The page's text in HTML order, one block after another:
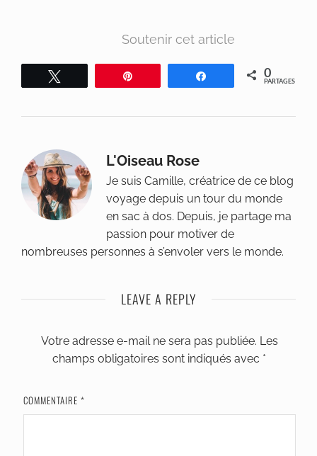
Soutenir cet article
Partagez 0
PARTAGES
L'Oiseau Rose
Je suis Camille, créatrice de ce blog
voyage depuis un tour du monde
en sac à dos. Depuis, je partage ma
passion pour motiver de
nombreuses personnes à s’envoler vers le monde.
LEAVE A REPLY
Votre adresse e-mail ne sera pas publiée. Les
champs obligatoires sont indiqués avec *
COMMENTAIRE *